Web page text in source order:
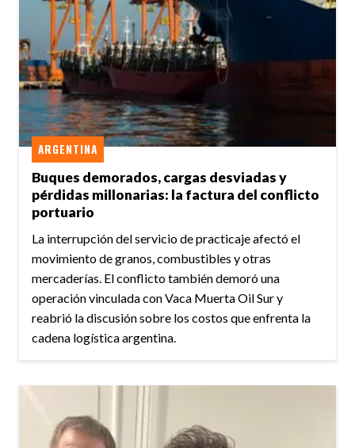
Buques demorados, cargas desviadas y
pérdidas millonarias: la factura del conflicto
portuario
ARGENTINA
La interrupción del servicio de practicaje afectó el
movimiento de granos, combustibles y otras
mercaderías. El conflicto también demoró una
operación vinculada con Vaca Muerta Oil Sur y
reabrió la discusión sobre los costos que enfrenta la
cadena logística argentina.